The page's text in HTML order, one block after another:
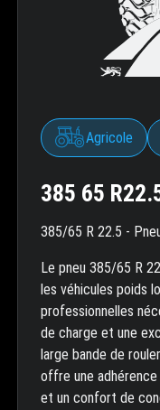
Agricole
385 65
385/65 R 22.5 -
Le pneu 385/65 R
les véhicules poids
professionnelles
de charge et une
large bande de
offre une adhérence
et un confort de